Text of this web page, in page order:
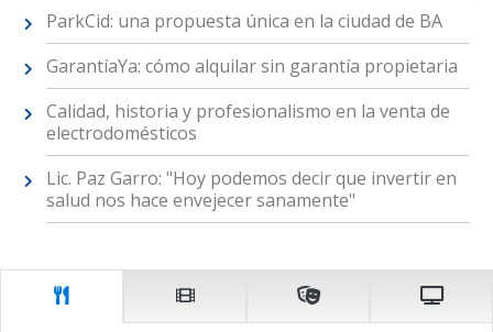
ParkCid: una propuesta única en la ciudad de BA
GarantíaYa: cómo alquilar sin garantía propietaria
Calidad, historia y profesionalismo en la venta de
electrodomésticos
Lic. Paz Garro: "Hoy podemos decir que invertir en
salud nos hace envejecer sanamente"